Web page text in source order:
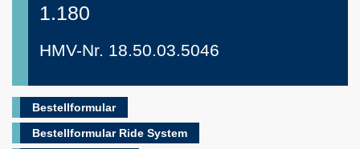
1.180
HMV-Nr. 18.50.03.5046
Bestellformular
Bestellformular Ride System